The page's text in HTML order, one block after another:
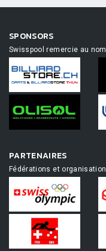
SPONSORS
Swisspool remercie au
PARTENAIRES
Fédérations et